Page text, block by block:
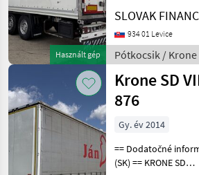
Marketplace
Kereskedői
ajánlatok
Használt gép
2x agregát carrier
1950, 7319 mth, kotúčové
brzdy, zdvíhacia náprava,
paleto
SLOVAK
934 01 Levice
Pótkocsik / Krone
Krone SD
876
Gy. év 2014
== Dodatočné
(SK) == KRONE SD